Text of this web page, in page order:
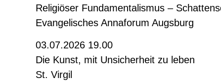
Religiöser Fundamentalismus –
Evangelisches Annaforum Augsburg
03.07.2026 19.00
Die Kunst, mit Unsicherheit zu leben
St. Virgil